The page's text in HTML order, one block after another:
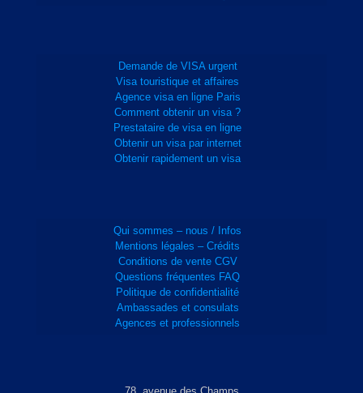
Demande de VISA urgent
Visa touristique et affaires
Agence visa en ligne Paris
Comment obtenir un visa ?
Prestataire de visa en ligne
Obtenir un visa par internet
Obtenir rapidement un visa
Qui sommes – nous / Infos
Mentions légales – Crédits
Conditions de vente CGV
Questions fréquentes FAQ
Politique de confidentialité
Ambassades et consulats
Agences et professionnels